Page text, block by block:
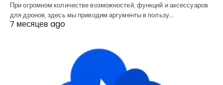
При огромном количестве возможностей, функций и аксессуаров
для дронов, здесь мы приводим аргументы в пользу…
7 месяцев ago